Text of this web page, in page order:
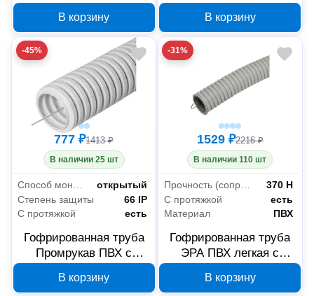
11601(100)
В корзину В корзину
-45%
777 ₽1413 ₽
В наличии 25 шт
открытый
Степень защиты
66 IP
С протяжкой
есть
Гофрированная труба
Промрукав ПВХ с
серая PR.011631М25
В корзину
-31%
1529 ₽2216 ₽
В наличии 110 шт
Прочность (сопротивление сжатию на 5 см при +20°C)
370 Н
С протяжкой
есть
Материал
ПВХ
Гофрированная труба
ЭРА ПВХ легкая с
серая Б0020033
В корзину